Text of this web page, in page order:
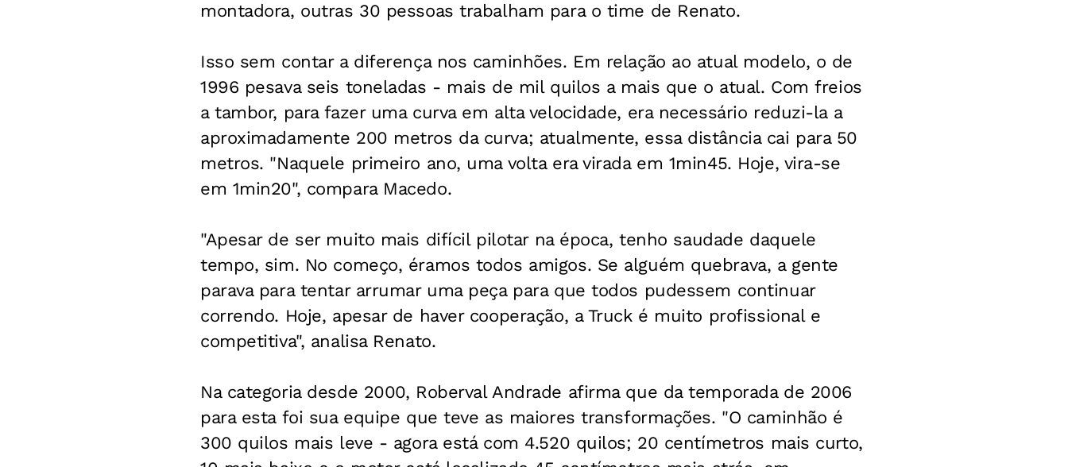
montadora, outras 30 pessoas trabalham para o time de Renato.
Isso sem contar a diferença nos caminhões. Em relação ao atual modelo, o de
1996 pesava seis toneladas - mais de mil quilos a mais que o atual. Com freios
a tambor, para fazer uma curva em alta velocidade, era necessário reduzi-la a
aproximadamente 200 metros da curva; atualmente, essa distância cai para 50
metros. "Naquele primeiro ano, uma volta era virada em 1min45. Hoje, vira-se
em 1min20", compara Macedo.
"Apesar de ser muito mais difícil pilotar na época, tenho saudade daquele
tempo, sim. No começo, éramos todos amigos. Se alguém quebrava, a gente
parava para tentar arrumar uma peça para que todos pudessem continuar
correndo. Hoje, apesar de haver cooperação, a Truck é muito profissional e
competitiva", analisa Renato.
Na categoria desde 2000, Roberval Andrade afirma que da temporada de 2006
para esta foi sua equipe que teve as maiores transformações. "O caminhão é
300 quilos mais leve - agora está com 4.520 quilos; 20 centímetros mais curto,